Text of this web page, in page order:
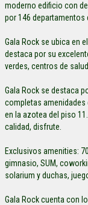
moderno edificio con
por 146 departamentos
Gala Rock se ubica en
destaca por su
verdes, centros de
Gala Rock se destaca
completas amenidades
en la azotea del piso
calidad, disfrute.
Exclusivos amenities:
gimnasio, SUM,
solarium y duchas,
Gala Rock cuenta con